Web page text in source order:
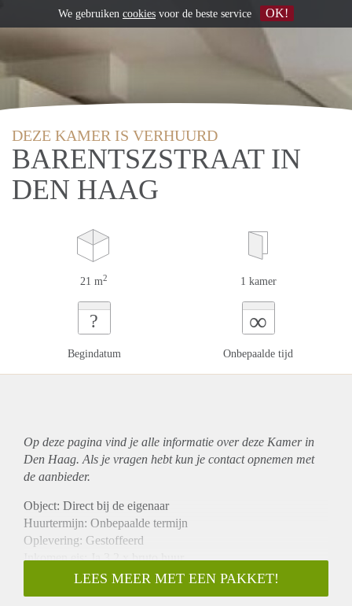
DEZE KAMER IS VERHUURD
BARENTSZSTRAAT IN
DEN HAAG
21 m2 1 kamer
?
Begindatum
∞
Onbepaalde tijd
Op deze pagina vind je alle informatie over deze Kamer in
Den Haag. Als je vragen hebt kun je contact opnemen met
de aanbieder.
Object: Direct bij de eigenaar
Huurtermijn: Onbepaalde termijn
Oplevering: Gestoffeerd
Inkomen eis: Ja 3,2 x bruto huur
Garantiestelling mogelijk: Ja
Borg: 1 maand
LEES MEER MET EEN PAKKET!
We gebruiken cookies voor de beste service OK!